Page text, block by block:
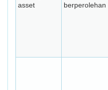
asset
berperolehan